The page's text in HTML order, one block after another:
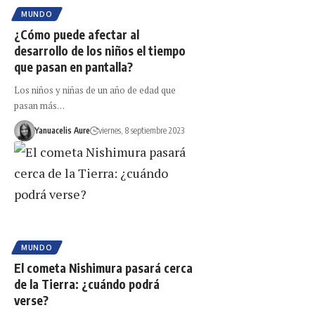
MUNDO
¿Cómo puede afectar al
desarrollo de los niños el tiempo
que pasan en pantalla?
Los niños y niñas de un año de edad que
pasan más…
Yanuacelis Aure viernes, 8 septiembre 2023
MUNDO
El cometa Nishimura pasará cerca
de la Tierra: ¿cuándo podrá
verse?